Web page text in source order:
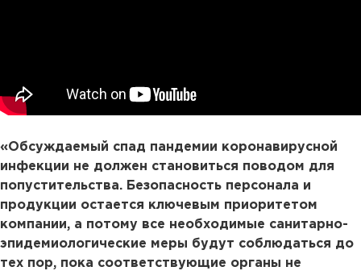
«Обсуждаемый спад пандемии коронавирусной
инфекции не должен становиться поводом для
попустительства. Безопасность персонала и
продукции остается ключевым приоритетом
компании, а потому все необходимые санитарно-
эпидемиологические меры будут соблюдаться до
тех пор, пока соответствующие органы не